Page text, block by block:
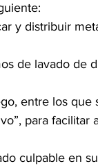
y distribuir
de lavado de
entre los
para facilitar
culpable en